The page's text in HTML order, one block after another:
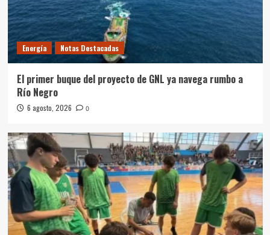
Energía Notas Destacadas
El primer buque del proyecto de GNL ya navega rumbo a
Río Negro
6 agosto, 2026 0